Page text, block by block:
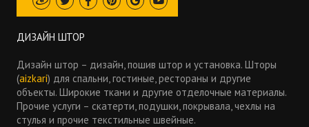
Draugiem
TwitterFacebookPinterest
GoogleYoutube
ДИЗАЙН ШТОР
Дизайн штор – дизайн, пошив штор и установка. Шторы
(aizkari) для спальни, гостиные, рестораны и другие
объекты. Широкие ткани и другие отделочные материалы.
Прочие услуги – скатерти, подушки, покрывала, чехлы на
стулья и прочие текстильные швейные.